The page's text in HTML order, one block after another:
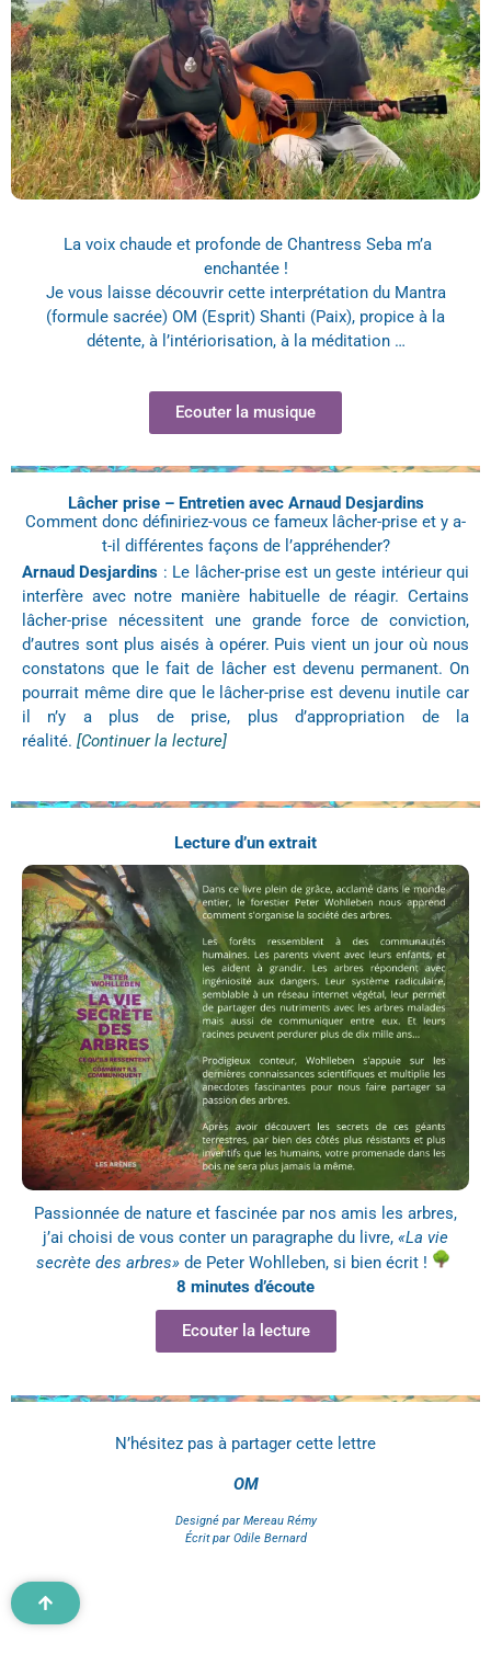
La voix chaude et profonde de Chantress Seba m’a
enchantée !
Je vous laisse découvrir cette interprétation du Mantra
(formule sacrée) OM (Esprit) Shanti (Paix), propice à la
détente, à l’intériorisation, à la méditation …
Ecouter la musique
Lâcher prise – Entretien avec Arnaud Desjardins
Comment donc définiriez-vous ce fameux lâcher-prise et y a-
t-il différentes façons de l’appréhender?
Arnaud Desjardins : Le lâcher-prise est un geste intérieur qui
interfère avec notre manière habituelle de réagir. Certains
lâcher-prise nécessitent une grande force de conviction,
d’autres sont plus aisés à opérer. Puis vient un jour où nous
constatons que le fait de lâcher est devenu permanent. On
pourrait même dire que le lâcher-prise est devenu inutile car
il n’y a plus de prise, plus d’appropriation de la
réalité. [Continuer la lecture]
Lecture d’un extrait
Passionnée de nature et fascinée par nos amis les arbres,
j’ai choisi de vous conter un paragraphe du livre, «La vie
secrète des arbres» de Peter Wohlleben, si bien écrit !
8 minutes d’écoute
Ecouter la lecture
N’hésitez pas à partager cette lettre
OM
Designé par Mereau Rémy
Écrit par Odile Bernard